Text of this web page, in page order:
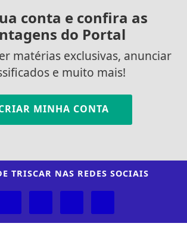
conta e confira as
do Portal
matérias exclusivas, anunciar
e muito mais!
MINHA CONTA
TRISCAR NAS REDES SOCIAIS